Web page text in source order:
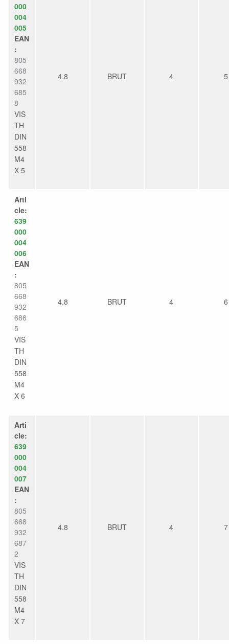
000
004
005
EAN
:
805
668
932
685
8
VIS
TH
DIN
558
M4
X 5
4.8 BRUT 4 5
Arti
cle:
639
000
004
006
EAN
:
805
668
932
686
5
VIS
TH
DIN
558
M4
X 6
4.8 BRUT 4 6
Arti
cle:
639
000
004
007
EAN
:
805
668
932
687
2
VIS
TH
DIN
558
M4
X 7
4.8 BRUT 4 7